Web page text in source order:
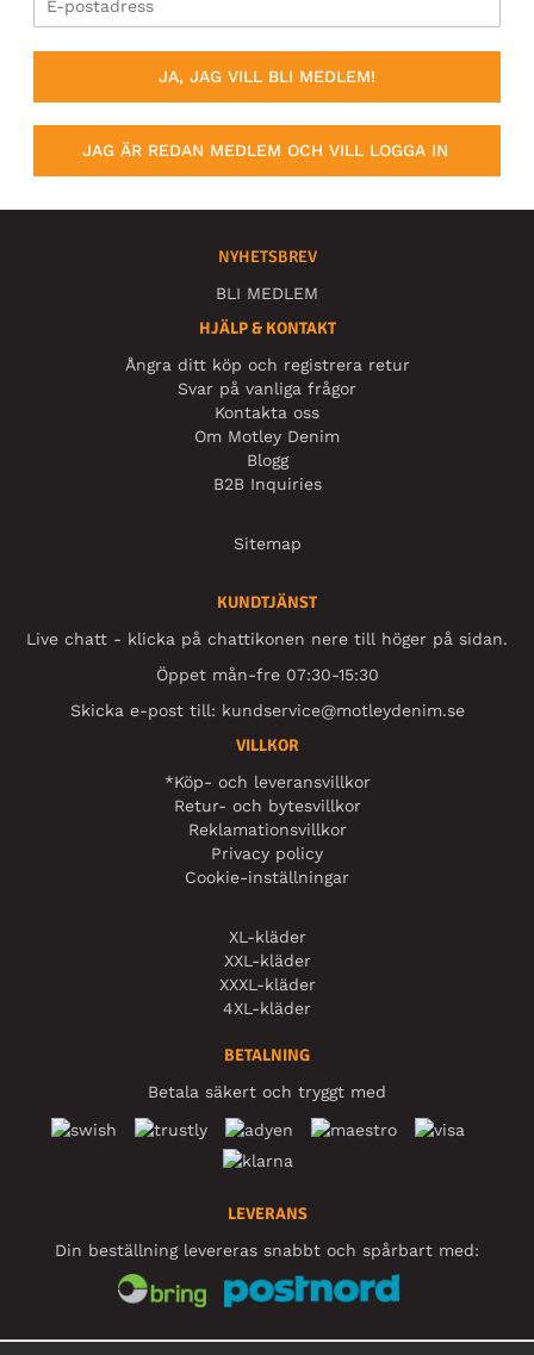
JA, JAG VILL BLI MEDLEM!
JAG ÄR REDAN MEDLEM OCH VILL LOGGA IN
NYHETSBREV
BLI MEDLEM
HJÄLP & KONTAKT
Ångra ditt köp och registrera retur
Svar på vanliga frågor
Kontakta oss
Om Motley Denim
Blogg
B2B Inquiries
Sitemap
KUNDTJÄNST
Live chatt - klicka på chattikonen nere till höger på sidan.
Öppet mån-fre 07:30-15:30
Skicka e-post till: kundservice@motleydenim.se
VILLKOR
*Köp- och leveransvillkor
Retur- och bytesvillkor
Reklamationsvillkor
Privacy policy
Cookie-inställningar
XL-kläder
XXL-kläder
XXXL-kläder
4XL-kläder
BETALNING
Betala säkert och tryggt med
LEVERANS
Din beställning levereras snabbt och spårbart med:
SOCIALA MEDIER